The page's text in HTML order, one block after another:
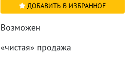
ДОБАВИТЬ В ИЗБРАННОЕ
Возможен
«чистая» продажа